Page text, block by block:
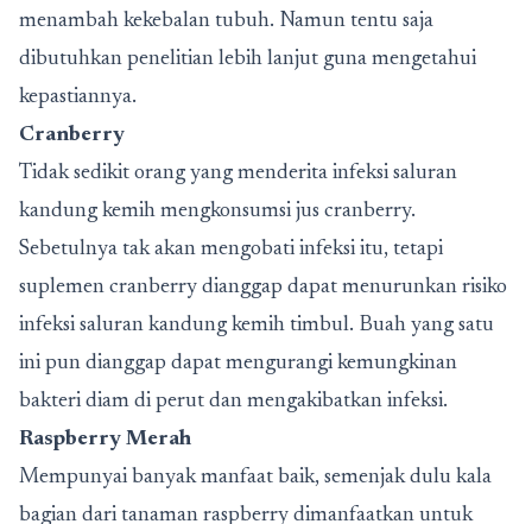
menambah kekebalan tubuh. Namun tentu saja
dibutuhkan penelitian lebih lanjut guna mengetahui
kepastiannya.
Cranberry
Tidak sedikit orang yang menderita infeksi saluran
kandung kemih mengkonsumsi jus cranberry.
Sebetulnya tak akan mengobati infeksi itu, tetapi
suplemen cranberry dianggap dapat menurunkan risiko
infeksi saluran kandung kemih timbul. Buah yang satu
ini pun dianggap dapat mengurangi kemungkinan
bakteri diam di perut dan mengakibatkan infeksi.
Raspberry Merah
Mempunyai banyak manfaat baik, semenjak dulu kala
bagian dari tanaman raspberry dimanfaatkan untuk